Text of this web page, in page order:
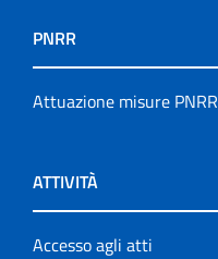
PNRR
Attuazione misure PNRR
ATTIVITÀ
Accesso agli atti